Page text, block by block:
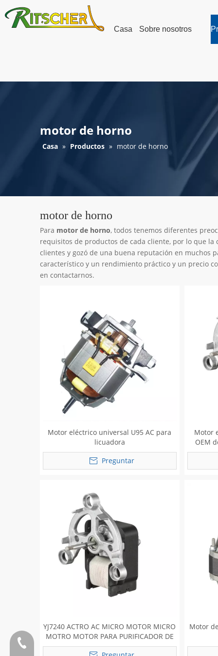
Casa Sobre nosotros
motor de horno
Casa » Productos » motor de horno
motor de horno
Para motor de horno, todos tenemos diferentes
requisitos de productos de cada cliente, por lo que la
clientes y gozó de una buena reputación en muchos
característico y un rendimiento práctico y un precio
en contactarnos.
Motor eléctrico universal U95 AC para
licuadora
Preguntar
Motor
OEM
YJ7240 ACTRO AC MICRO MOTOR MICRO
MOTRO MOTOR PARA PURIFICADOR DE
AIRE DE JUJER
Motor